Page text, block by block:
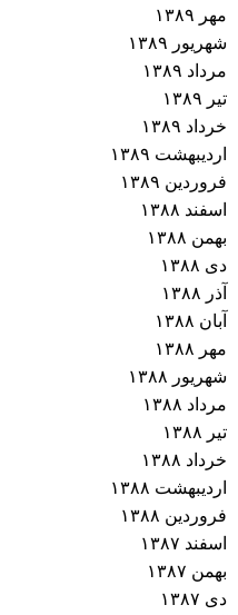
مهر ۱۳۸۹
شهریور ۱۳۸۹
مرداد ۱۳۸۹
تیر ۱۳۸۹
خرداد ۱۳۸۹
اردیبهشت ۱۳۸۹
فروردین ۱۳۸۹
اسفند ۱۳۸۸
بهمن ۱۳۸۸
دی ۱۳۸۸
آذر ۱۳۸۸
آبان ۱۳۸۸
مهر ۱۳۸۸
شهریور ۱۳۸۸
مرداد ۱۳۸۸
تیر ۱۳۸۸
خرداد ۱۳۸۸
اردیبهشت ۱۳۸۸
فروردین ۱۳۸۸
اسفند ۱۳۸۷
بهمن ۱۳۸۷
دی ۱۳۸۷